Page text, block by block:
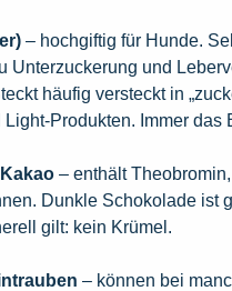
– hochgiftig für Hunde.
Unterzuckerung und
häufig versteckt in
Light-Produkten. Immer das
– enthält
Dunkle Schokolade ist
gilt: kein Krümel.
– können bei